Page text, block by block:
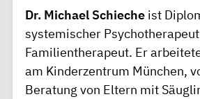
Dr. Michael Schieche ist
systemischer
Familientherapeut. Er
am Kinderzentrum München,
Beratung von Eltern mit